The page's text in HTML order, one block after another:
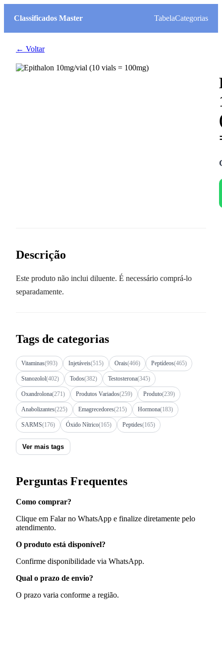
Classificados Master TabelaCategorias
← Voltar
Descrição
Este produto não inclui diluente. É necessário comprá-lo
separadamente.
Tags de categorias
Vitaminas(993) Injetáveis(515) Orais(466) Peptídeos(465)
Stanozolol(402) Todos(382) Testosterona(345)
Oxandrolona(271) Produtos Variados(259) Produto(239)
Anabolizantes(225) Emagrecedores(215) Hormona(183)
SARMS(176) Óxido Nítrico(165) Peptides(165)
Ver mais tags
Perguntas Frequentes
Como comprar?
Clique em Falar no WhatsApp e finalize diretamente pelo
atendimento.
O produto está disponível?
Confirme disponibilidade via WhatsApp.
Qual o prazo de envio?
O prazo varia conforme a região.